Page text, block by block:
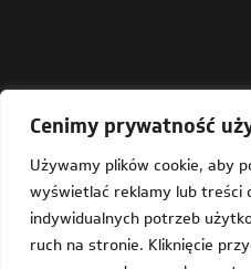
Cenimy prywatność
Używamy plików cookie, aby
wyświetlać reklamy lub treści
indywidualnych potrzeb
ruch na stronie. Kliknięcie
Deklaracja dostępności
Mapa strony